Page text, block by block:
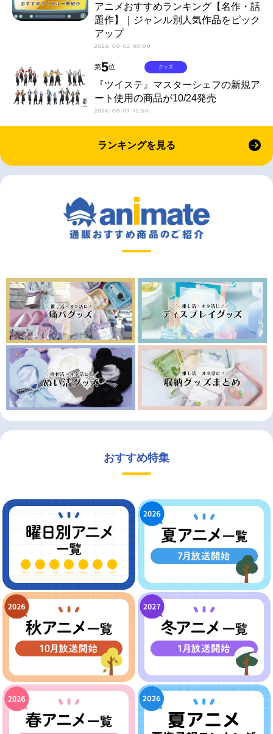
アニメおすすめランキング【名作・話
題作】｜ジャンル別人気作品をピック
アップ
2026-08-02 00:00
第5位
『ツイステ』マスターシェフの新規ア
ート使用の商品が10/24発売
2026-08-07 12:50
グッズ
ランキングを見る
おすすめ特集